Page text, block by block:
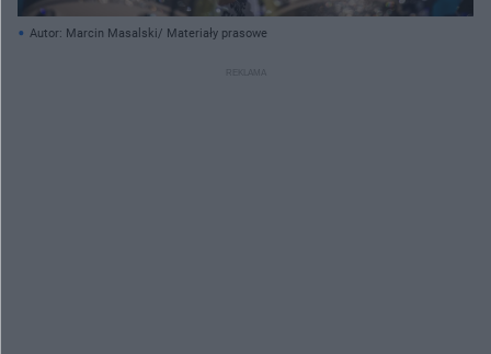
Autor: Marcin Masalski/ Materiały prasowe